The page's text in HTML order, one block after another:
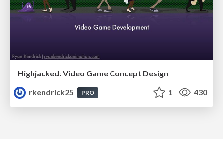
Highjacked: Video Game Concept Design
rkendrick25
PRO 1 430